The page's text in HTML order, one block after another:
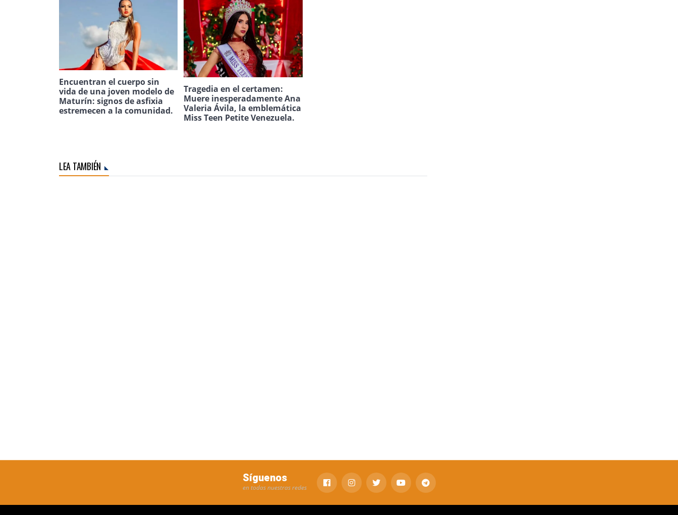
Encuentran el cuerpo sin
vida de una joven modelo de
Maturín: signos de asfixia
estremecen a la comunidad.
Tragedia en el certamen:
Muere inesperadamente Ana
Valeria Ávila, la emblemática
Miss Teen Petite Venezuela.
LEA TAMBIÉN
Síguenos
en todas nuestras redes